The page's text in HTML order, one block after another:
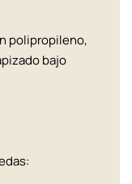
polipropileno,
bajo